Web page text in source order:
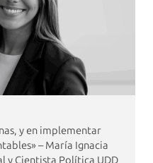
y en implementar
– María Ignacia
y Cientista Política UDD